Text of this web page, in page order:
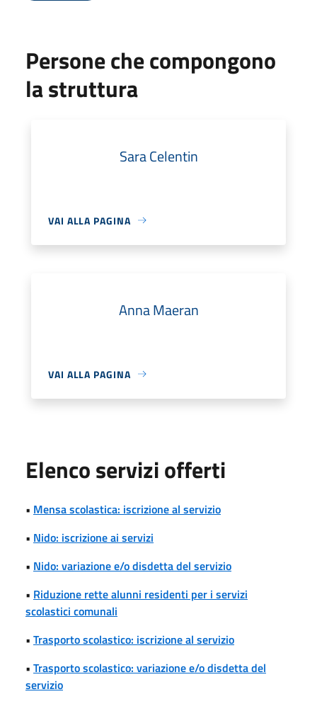
Persone che compongono
la struttura
Sara Celentin
VAI ALLA PAGINA
Anna Maeran
VAI ALLA PAGINA
Elenco servizi offerti
• Mensa scolastica: iscrizione al servizio
• Nido: iscrizione ai servizi
• Nido: variazione e/o disdetta del servizio
• Riduzione rette alunni residenti per i servizi
scolastici comunali
• Trasporto scolastico: iscrizione al servizio
• Trasporto scolastico: variazione e/o disdetta del
servizio